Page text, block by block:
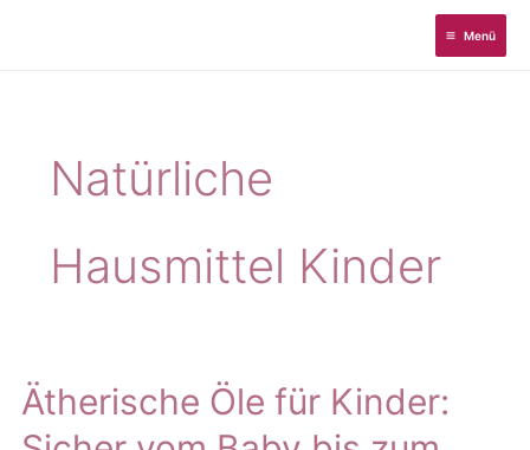
Menü
Natürliche
Hausmittel Kinder
Ätherische Öle für Kinder: